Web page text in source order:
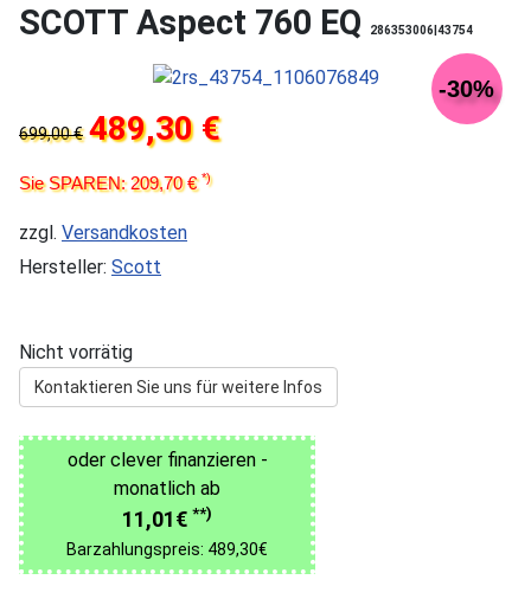
SCOTT Aspect 760 EQ 286353006|43754
-30%
699,00 € 489,30 €
Sie SPAREN: 209,70 €*)
zzgl. Versandkosten
Hersteller: Scott
Nicht vorrätig
Kontaktieren Sie uns für weitere Infos
oder clever finanzieren -
monatlich ab
11,01€ **)
Barzahlungspreis: 489,30€